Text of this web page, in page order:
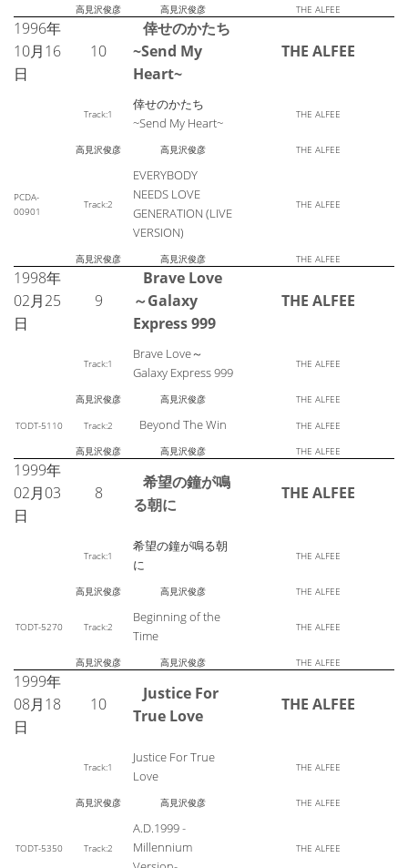
高見沢俊彦 高見沢俊彦 THE ALFEE
1996年
10月16
日
10
倖せのかたち
~Send My
Heart~
THE ALFEE
Track:1
倖せのかたち
~Send My Heart~
THE ALFEE
高見沢俊彦 高見沢俊彦 THE ALFEE
PCDA-
00901
Track:2
EVERYBODY
NEEDS LOVE
GENERATION (LIVE
VERSION)
THE ALFEE
高見沢俊彦 高見沢俊彦 THE ALFEE
1998年
02月25
日
9
Brave Love
～Galaxy
Express 999
THE ALFEE
Track:1
Brave Love～
Galaxy Express 999
THE ALFEE
高見沢俊彦 高見沢俊彦 THE ALFEE
TODT-5110 Track:2 Beyond The Win THE ALFEE
高見沢俊彦 高見沢俊彦 THE ALFEE
1999年
02月03
日
8
希望の鐘が鳴
る朝に
THE ALFEE
Track:1
希望の鐘が鳴る朝
に
THE ALFEE
高見沢俊彦 高見沢俊彦 THE ALFEE
TODT-5270 Track:2
Beginning of the
Time
THE ALFEE
高見沢俊彦 高見沢俊彦 THE ALFEE
1999年
08月18
日
10
Justice For
True Love
THE ALFEE
Track:1
Justice For True
Love
THE ALFEE
高見沢俊彦 高見沢俊彦 THE ALFEE
TODT-5350 Track:2
A.D.1999 -
Millennium
THE ALFEE